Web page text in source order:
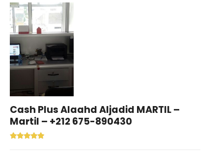
Cash Plus Alaahd Aljadid MARTIL –
Martil – +212 675-890430